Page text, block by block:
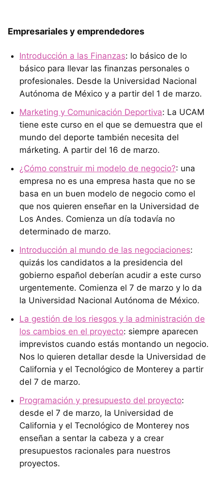
Empresariales y emprendedores
Introducción a las Finanzas: lo básico de lo
básico para llevar las finanzas personales o
profesionales. Desde la Universidad Nacional
Autónoma de México y a partir del 1 de marzo.
Marketing y Comunicación Deportiva: La UCAM
tiene este curso en el que se demuestra que el
mundo del deporte también necesita del
márketing. A partir del 16 de marzo.
¿Cómo construir mi modelo de negocio?: una
empresa no es una empresa hasta que no se
basa en un buen modelo de negocio como el
que nos quieren enseñar en la Universidad de
Los Andes. Comienza un día todavía no
determinado de marzo.
Introducción al mundo de las negociaciones:
quizás los candidatos a la presidencia del
gobierno español deberían acudir a este curso
urgentemente. Comienza el 7 de marzo y lo da
la Universidad Nacional Autónoma de México.
La gestión de los riesgos y la administración de
los cambios en el proyecto: siempre aparecen
imprevistos cuando estás montando un negocio.
Nos lo quieren detallar desde la Universidad de
California y el Tecnológico de Monterey a partir
del 7 de marzo.
Programación y presupuesto del proyecto:
desde el 7 de marzo, la Universidad de
California y el Tecnológico de Monterey nos
enseñan a sentar la cabeza y a crear
presupuestos racionales para nuestros
proyectos.